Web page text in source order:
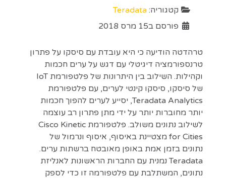
קטגוריה: Teradata
פורסם ב15 מרס 2018
טרהדטה הודיעה כי היא עובדת עם סיסקו על פתרון
טרנספורמציה דיגיטלי עם דגש על ערים חכמות
וקהילות. השילוב בין היתרונות של פלטפורמת IoT
של סיסקו, סיסקו קינטי לערים, עם פלטפורמת
Teradata Analytics, יסייע לערים להפוך חכמות
יותר מחוברות יותר על ידי מתן פתרון רב עוצמה
לשילוב נתונים משולב. פלטפורמת Cisco Kinetic
for Cities מצטיינת באיסוף, איסוף ונרמול של
נתונים בזמן אמת באופן מאובטח ברשתות ערים.
Teradata נמנית עם החברות הראשונות לאנליזת
נתונים, המשתלבת עם פלטפורמה זו כדי לספק